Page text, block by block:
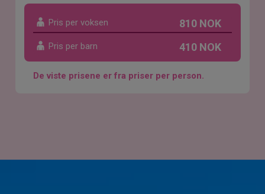
Pris per voksen 810 NOK
Pris per barn 410 NOK
De viste prisene er fra priser per person.